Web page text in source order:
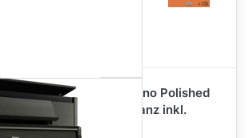
LX-9 PE Digitalpiano Polished
Ebony - Schwarz Hochglanz inkl.